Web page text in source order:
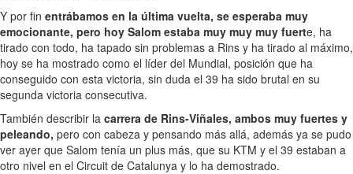
Y por fin entrábamos en la última vuelta, se esperaba muy
emocionante, pero hoy Salom estaba muy muy muy fuerte, ha
tirado con todo, ha tapado sin problemas a Rins y ha tirado al máximo,
hoy se ha mostrado como el líder del Mundial, posición que ha
conseguido con esta victoria, sin duda el 39 ha sido brutal en su
segunda victoria consecutiva.
También describir la carrera de Rins-Viñales, ambos muy fuertes y
peleando, pero con cabeza y pensando más allá, además ya se pudo
ver ayer que Salom tenía un plus más, que su KTM y el 39 estaban a
otro nivel en el Circuit de Catalunya y lo ha demostrado.